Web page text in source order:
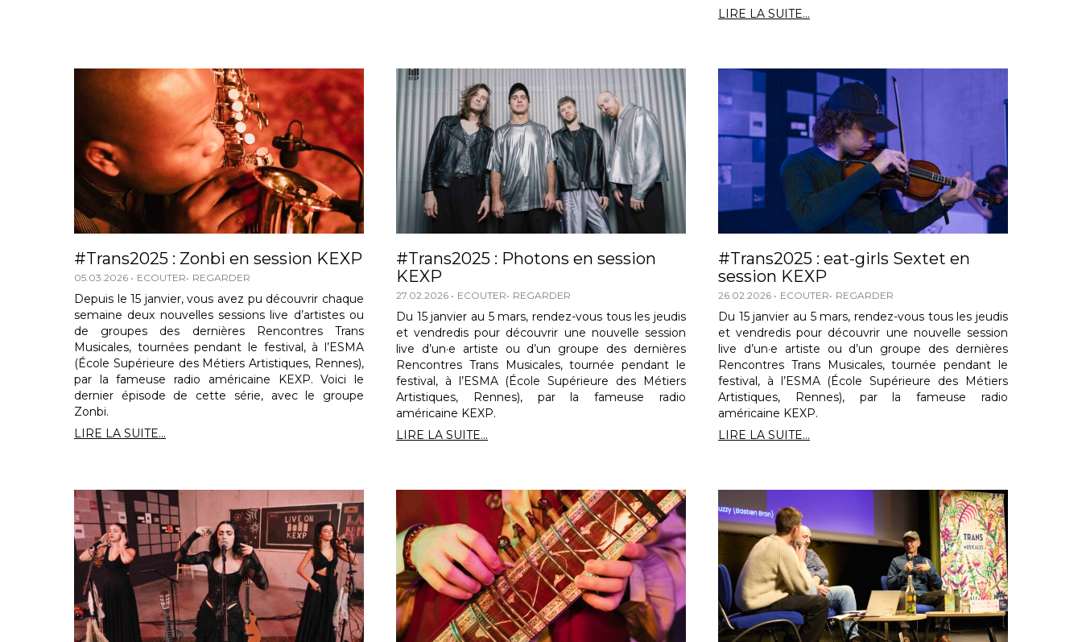
LIRE LA SUITE...
#Trans2025 : Zonbi en session KEXP
05.03.2026 ECOUTER REGARDER
Depuis le 15 janvier, vous avez pu découvrir chaque
semaine deux nouvelles sessions live d’artistes ou
de groupes des dernières Rencontres Trans
Musicales, tournées pendant le festival, à l’ESMA
(École Supérieure des Métiers Artistiques, Rennes),
par la fameuse radio américaine KEXP. Voici le
dernier épisode de cette série, avec le groupe
Zonbi.
LIRE LA SUITE...
#Trans2025 : Photons en session
KEXP
27.02.2026 ECOUTER REGARDER
Du 15 janvier au 5 mars, rendez-vous tous les jeudis
et vendredis pour découvrir une nouvelle session
live d’un·e artiste ou d’un groupe des dernières
Rencontres Trans Musicales, tournée pendant le
festival, à l’ESMA (École Supérieure des Métiers
Artistiques, Rennes), par la fameuse radio
américaine KEXP.
LIRE LA SUITE...
#Trans2025 : eat-girls Sextet en
session KEXP
26.02.2026 ECOUTER REGARDER
Du 15 janvier au 5 mars, rendez-vous tous les jeudis
et vendredis pour découvrir une nouvelle session
live d’un·e artiste ou d’un groupe des dernières
Rencontres Trans Musicales, tournée pendant le
festival, à l’ESMA (École Supérieure des Métiers
Artistiques, Rennes), par la fameuse radio
américaine KEXP.
LIRE LA SUITE...